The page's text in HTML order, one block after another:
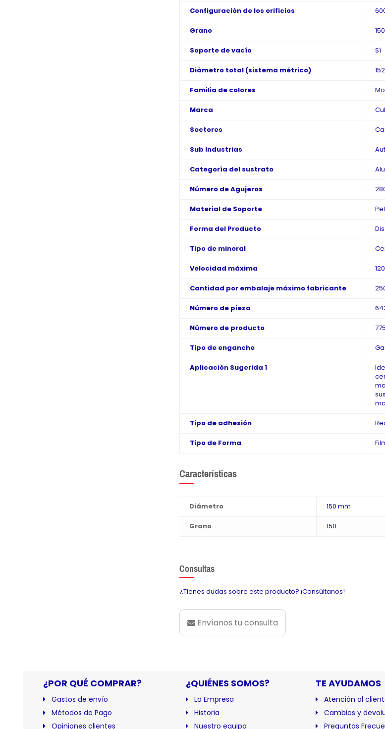
Configuración de los orificios
Grano
Soporte de vacío Sí
Diámetro total (sistema métrico)
Familia de colores
Marca
Sectores
Sub Industrias
Categoría del sustrato
Número de Agujeros
Material de Soporte
Forma del Producto
Tipo de mineral
Velocidad máxima
Cantidad por embalaje máximo fabricante
Número de pieza
Número de producto
Tipo de enganche
Aplicación Sugerida 1
Tipo de adhesión
Tipo de Forma
Características
Diámetro 150 mm
Grano 150
Consultas
¿Tienes dudas sobre este producto? ¡Consúltanos!
Envíanos tu consulta
¿POR QUÉ COMPRAR?
Gastos de envío
Métodos de Pago
Opiniones clientes
¿QUIÉNES SOMOS?
La Empresa
Historia
Nuestro equipo
TE AYUDAMOS
Atención al
Cambios y
Preguntas